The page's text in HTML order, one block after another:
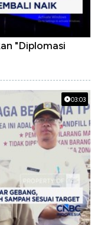
"Diplomasi
03:03